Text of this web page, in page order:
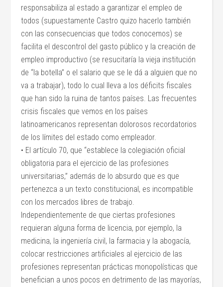
responsabiliza al estado a garantizar el empleo de
todos (supuestamente Castro quizo hacerlo también
con las consecuencias que todos conocemos) se
facilita el descontrol del gasto público y la creación de
empleo improductivo (se resucitaría la vieja institución
de “la botella” o el salario que se le dá a alguien que no
va a trabajar), todo lo cual lleva a los déficits fiscales
que han sido la ruina de tantos países. Las frecuentes
crisis fiscales que vemos en los países
latinoamericanos representan dolorosos recordatorios
de los límites del estado como empleador.
• El artículo 70, que “establece la colegiación oficial
obligatoria para el ejercicio de las profesiones
universitarias,” además de lo absurdo que es que
pertenezca a un texto constitucional, es incompatible
con los mercados libres de trabajo.
Independientemente de que ciertas profesiones
requieran alguna forma de licencia, por ejemplo, la
medicina, la ingeniería civil, la farmacia y la abogacía,
colocar restricciones artificiales al ejercicio de las
profesiones representan prácticas monopolísticas que
benefician a unos pocos en detrimento de las mayorías,